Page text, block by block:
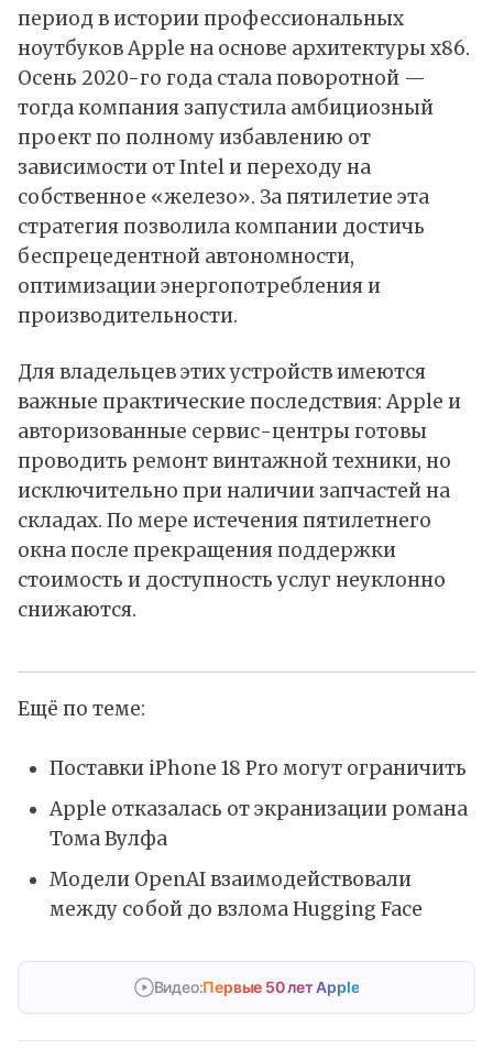
период в истории профессиональных
ноутбуков Apple на основе архитектуры x86.
Осень 2020-го года стала поворотной —
тогда компания запустила амбициозный
проект по полному избавлению от
зависимости от Intel и переходу на
собственное «железо». За пятилетие эта
стратегия позволила компании достичь
беспрецедентной автономности,
оптимизации энергопотребления и
производительности.
Для владельцев этих устройств имеются
важные практические последствия: Apple и
авторизованные сервис-центры готовы
проводить ремонт винтажной техники, но
исключительно при наличии запчастей на
складах. По мере истечения пятилетнего
окна после прекращения поддержки
стоимость и доступность услуг неуклонно
снижаются.
Ещё по теме:
Поставки iPhone 18 Pro могут ограничить
Apple отказалась от экранизации романа
Тома Вулфа
Модели OpenAI взаимодействовали
между собой до взлома Hugging Face
Видео:Первые 50 лет Apple